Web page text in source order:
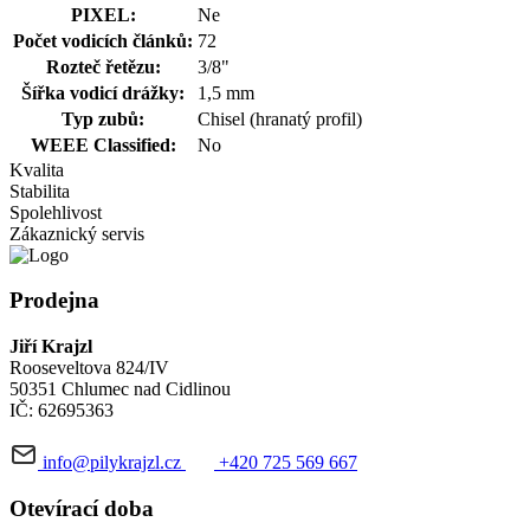
PIXEL:
Ne
Počet vodicích článků: 72
Rozteč řetězu:
3/8"
Šířka vodicí drážky:
1,5 mm
Typ zubů:
Chisel (hranatý profil)
WEEE Classified:
No
Kvalita
Stabilita
Spolehlivost
Zákaznický servis
Prodejna
Jiří Krajzl
Rooseveltova 824/IV
50351 Chlumec nad Cidlinou
IČ: 62695363
info@pilykrajzl.cz +420 725 569 667
Otevírací doba